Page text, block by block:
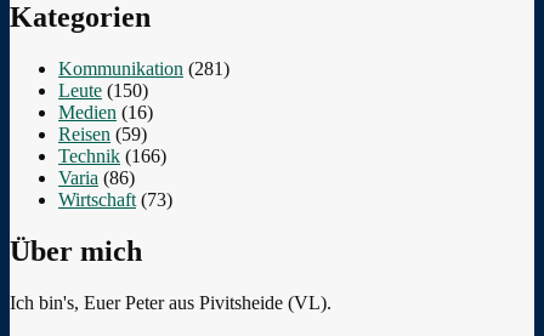
Kategorien
Kommunikation (281)
Leute (150)
Medien (16)
Reisen (59)
Technik (166)
Varia (86)
Wirtschaft (73)
Über mich
Ich bin's, Euer Peter aus Pivitsheide (VL).